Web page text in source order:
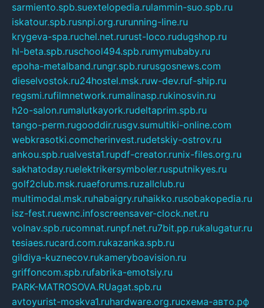
sarmiento.spb.suextelopedia.rulammin-suo.spb.ru
iskatour.spb.rusnpi.org.rurunning-line.ru
krygeva-spa.ruchel.net.rurust-loco.rudugshop.ru
hl-beta.spb.ruschool494.spb.rumymubaby.ru
epoha-metalband.rungr.spb.rurusgosnews.com
dieselvostok.ru24hostel.msk.ruw-dev.ruf-ship.ru
regsmi.rufilmnetwork.rumalinasp.rukinosvin.ru
h2o-salon.rumalutkayork.rudeltaprim.spb.ru
tango-perm.rugooddir.rusgv.sumultiki-online.com
webkrasotki.comcherinvest.rudetskiy-ostrov.ru
ankou.spb.rualvesta1.rupdf-creator.runix-files.org.ru
sakhatoday.ruelektrikersymboler.rusputnikyes.ru
golf2club.msk.ruaeforums.ruzallclub.ru
multimodal.msk.ruhabaigry.ruhaikko.rusobakopedia.ru
isz-fest.ruewnc.infoscreensaver-clock.net.ru
volnav.spb.rucomnat.runpf.net.ru7bit.pp.rukalugatur.ru
tesiaes.rucard.com.rukazanka.spb.ru
gildiya-kuznecov.rukameryboavision.ru
griffoncom.spb.rufabrika-emotsiy.ru
PARK-MATROSOVA.RUagat.spb.ru
avtoyurist-moskva1.ruhardware.org.ruсхема-авто.рф